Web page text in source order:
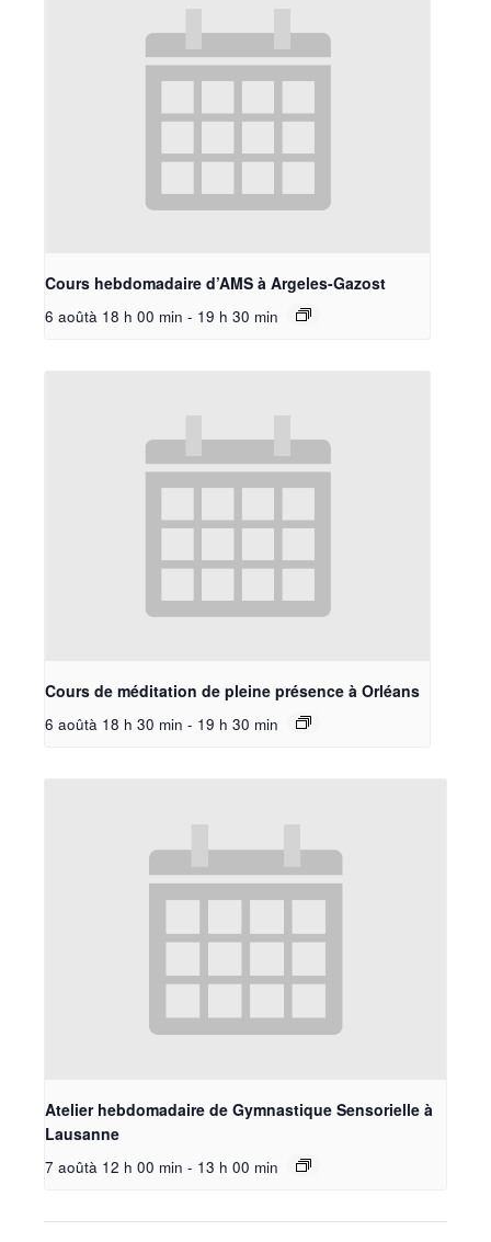
Cours hebdomadaire d’AMS à Argeles-Gazost
6 aoûtà 18 h 00 min - 19 h 30 min
Cours de méditation de pleine présence à Orléans
6 aoûtà 18 h 30 min - 19 h 30 min
Atelier hebdomadaire de Gymnastique Sensorielle à
Lausanne
7 aoûtà 12 h 00 min - 13 h 00 min